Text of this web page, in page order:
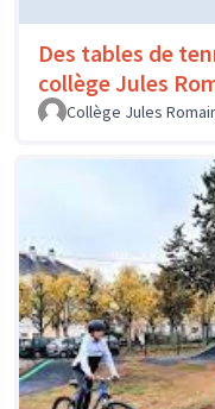
Des tables de
collège Jules
Collège Jules